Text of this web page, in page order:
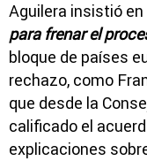
Aguilera insistió en
para frenar el
bloque de países
rechazo, como
que desde la
calificado el
explicaciones